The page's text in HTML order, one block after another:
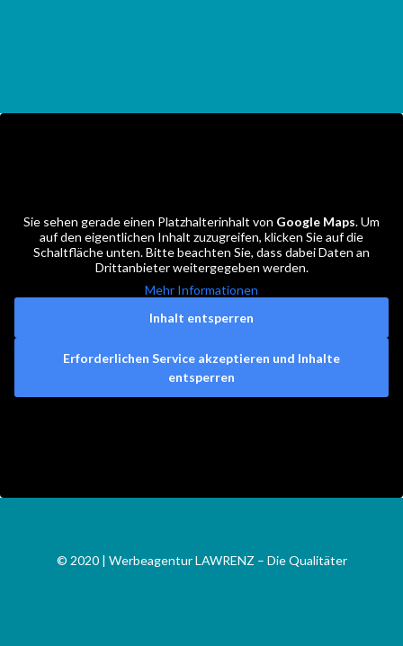
Sie sehen gerade einen Platzhalterinhalt von Google Maps. Um
auf den eigentlichen Inhalt zuzugreifen, klicken Sie auf die
Schaltfläche unten. Bitte beachten Sie, dass dabei Daten an
Drittanbieter weitergegeben werden.
Mehr Informationen
Inhalt entsperren
Erforderlichen Service akzeptieren und Inhalte
entsperren
© 2020 | Werbeagentur LAWRENZ – Die Qualitäter